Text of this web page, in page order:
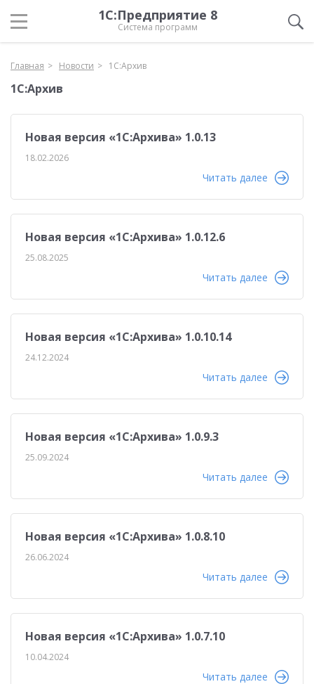
1С:Предприятие 8
Система программ
Главная Новости 1С:Архив
1С:Архив
Новая версия «1С:Архива» 1.0.13
18.02.2026
Читать далее
Новая версия «1С:Архива» 1.0.12.6
25.08.2025
Читать далее
Новая версия «1С:Архива» 1.0.10.14
24.12.2024
Читать далее
Новая версия «1С:Архива» 1.0.9.3
25.09.2024
Читать далее
Новая версия «1С:Архива» 1.0.8.10
26.06.2024
Читать далее
Новая версия «1С:Архива» 1.0.7.10
10.04.2024
Читать далее